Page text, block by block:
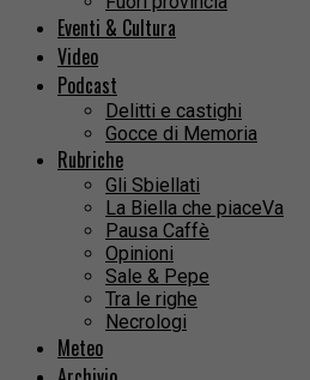
Eventi & Cultura
Video
Podcast
Delitti e castighi
Gocce di Memoria
Rubriche
Gli Sbiellati
La Biella che piaceVa
Pausa Caffè
Opinioni
Sale & Pepe
Tra le righe
Necrologi
Meteo